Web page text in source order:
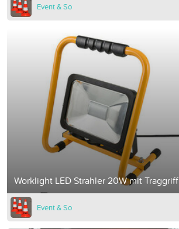
Event & So
Worklight LED Strahler 20W mit Traggriff
Event & So